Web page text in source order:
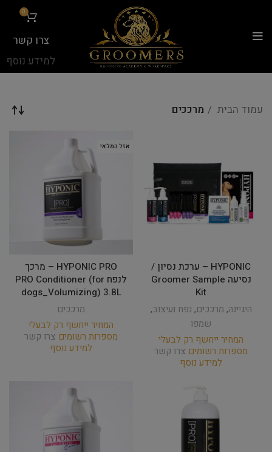
0
צרו קשר
למידע נוסף
עמוד הבית מרככים
HYPONIC – ערכת נסיון /
נסיעה Groomer Sample
Kit
היגיינה, מרככים, נפח ועיצוב,
שמפו
המחיר ייחשף רק לבעלי
מספרות רשומים צרו קשר
למידע נוסף
אזל המלאי
HYPONIC PRO – מרכך
לנפח PRO Conditioner (for
dogs_Volumizing) 3.8L
מרככים
המחיר ייחשף רק לבעלי
מספרות רשומים צרו קשר
למידע נוסף